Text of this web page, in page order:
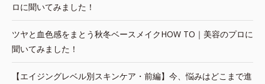
ロに聞いてみました！
ツヤと血色感をまとう秋冬ベースメイクHOW TO｜美容のプロに
聞いてみました！
【エイジングレベル別スキンケア・前編】今、悩みはどこまで進